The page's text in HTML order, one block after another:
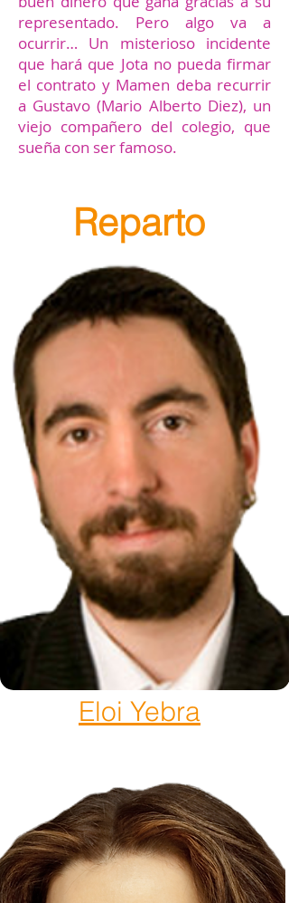
representado. Pero algo va a
ocurrir… Un misterioso incidente
que hará que Jota no pueda firmar
el contrato y Mamen deba recurrir
a Gustavo (Mario Alberto Diez), un
viejo compañero del colegio, que
sueña con ser famoso.
Reparto
Eloi Yebra